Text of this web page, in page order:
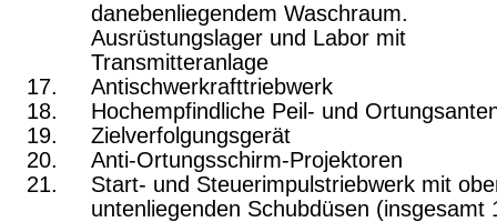
daneben­liegendem Waschraum.
Ausrüstungslager und Labor mit
Transmitteranlage
Antischwerkrafttriebwerk
Hochempfindliche Peil- und
Zielverfolgungsgerät
Anti-Ortungsschirm-Projektoren
Start- und Steuerimpulstriebwerk mit
unten­liegenden Schubdüsen (insgesamt